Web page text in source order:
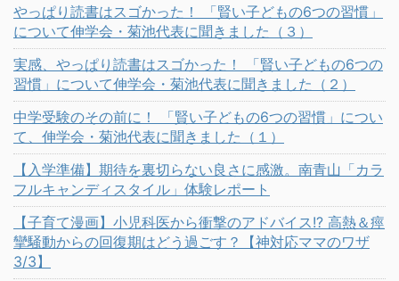
やっぱり読書はスゴかった！ 「賢い子どもの6つの習慣」
について伸学会・菊池代表に聞きました（３）
実感、やっぱり読書はスゴかった！ 「賢い子どもの6つの
習慣」について伸学会・菊池代表に聞きました（２）
中学受験のその前に！ 「賢い子どもの6つの習慣」につい
て、伸学会・菊池代表に聞きました（１）
【入学準備】期待を裏切らない良さに感激。南青山「カラ
フルキャンディスタイル」体験レポート
【子育て漫画】小児科医から衝撃のアドバイス!? 高熱＆痙
攣騒動からの回復期はどう過ごす？【神対応ママのワザ
3/3】